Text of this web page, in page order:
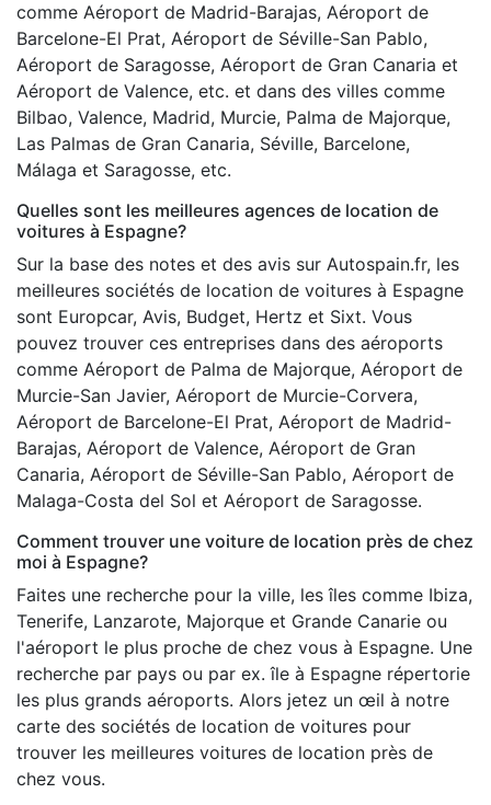
comme Aéroport de Madrid-Barajas, Aéroport de
Barcelone-El Prat, Aéroport de Séville-San Pablo,
Aéroport de Saragosse, Aéroport de Gran Canaria et
Aéroport de Valence, etc. et dans des villes comme
Bilbao, Valence, Madrid, Murcie, Palma de Majorque,
Las Palmas de Gran Canaria, Séville, Barcelone,
Málaga et Saragosse, etc.
Quelles sont les meilleures agences de location de
voitures à Espagne?
Sur la base des notes et des avis sur Autospain.fr, les
meilleures sociétés de location de voitures à Espagne
sont Europcar, Avis, Budget, Hertz et Sixt. Vous
pouvez trouver ces entreprises dans des aéroports
comme Aéroport de Palma de Majorque, Aéroport de
Murcie-San Javier, Aéroport de Murcie-Corvera,
Aéroport de Barcelone-El Prat, Aéroport de Madrid-
Barajas, Aéroport de Valence, Aéroport de Gran
Canaria, Aéroport de Séville-San Pablo, Aéroport de
Malaga-Costa del Sol et Aéroport de Saragosse.
Comment trouver une voiture de location près de chez
moi à Espagne?
Faites une recherche pour la ville, les îles comme Ibiza,
Tenerife, Lanzarote, Majorque et Grande Canarie ou
l'aéroport le plus proche de chez vous à Espagne. Une
recherche par pays ou par ex. île à Espagne répertorie
les plus grands aéroports. Alors jetez un œil à notre
carte des sociétés de location de voitures pour
trouver les meilleures voitures de location près de
chez vous.